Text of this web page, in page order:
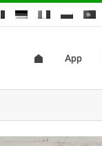
App